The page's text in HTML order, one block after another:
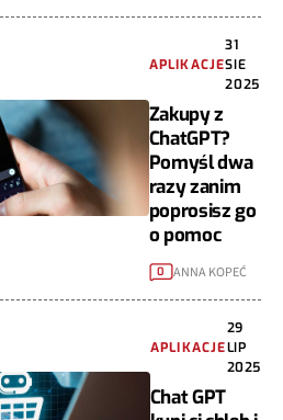
APLIKACJE
31
SIE
2025
Zakupy z
ChatGPT?
Pomyśl dwa
razy zanim
poprosisz go
o pomoc
0 ANNA KOPEĆ
APLIKACJE
29
LIP
2025
Chat GPT